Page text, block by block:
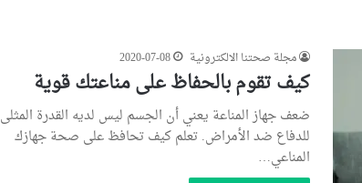
مجلة صحتنا الالكترونية 2020-07-08
كيف تقوم بالحفاظ على مناعتك قوية
ضعف جهاز المناعة يعني أن الجسم ليس لديه القدرة المثلى
للدفاع ضد الأمراض. تعلم كيف تحافظ على صحة جهازك
المناعي…